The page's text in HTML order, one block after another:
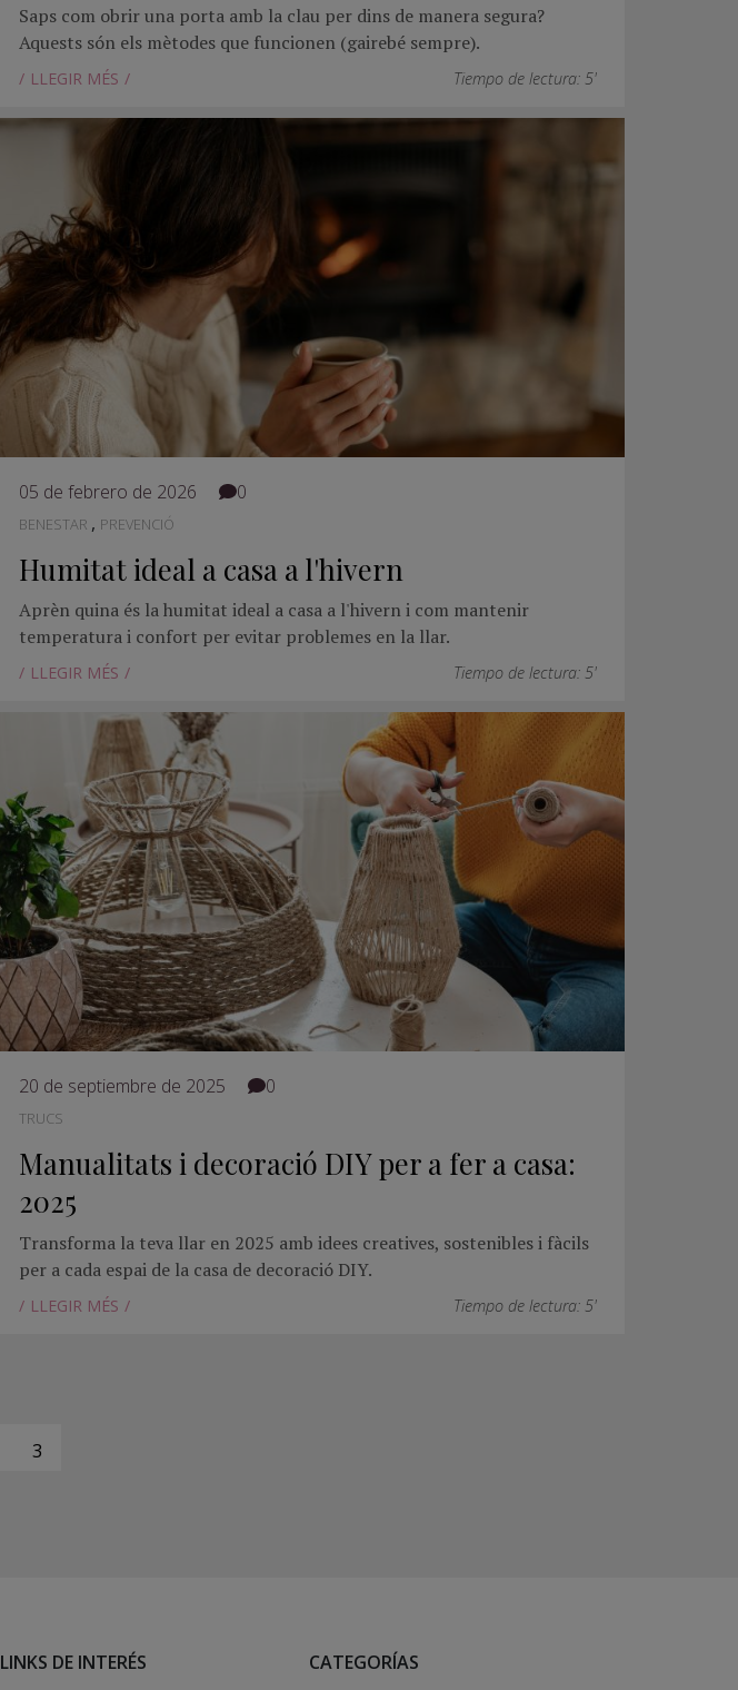
Saps com obrir una porta amb la clau per dins de manera segura?
Aquests són els mètodes que funcionen (gairebé sempre).
LLEGIR MÉS Tiempo de lectura: 5'
05 de febrero de 2026 0
BENESTAR , PREVENCIÓ
Humitat ideal a casa a l'hivern
Aprèn quina és la humitat ideal a casa a l'hivern i com mantenir
temperatura i confort per evitar problemes en la llar.
LLEGIR MÉS Tiempo de lectura: 5'
20 de septiembre de 2025 0
TRUCS
Manualitats i decoració DIY per a fer a casa:
2025
Transforma la teva llar en 2025 amb idees creatives, sostenibles i fàcils
per a cada espai de la casa de decoració DIY.
LLEGIR MÉS Tiempo de lectura: 5'
3
LINKS DE INTERÉS CATEGORÍAS